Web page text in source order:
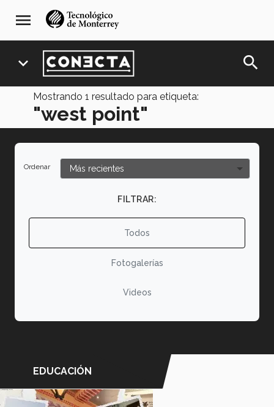
navegación
principal
menu
expand_more search
Mostrando 1 resultado para etiqueta:
"west point"
Ordenar
FILTRAR:
Todos
Fotogalerías
Videos
EDUCACIÓN